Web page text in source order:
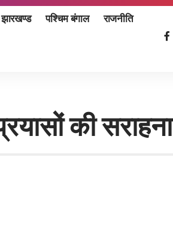
झारखण्ड पश्चिम बंगाल राजनीति
की सराहना